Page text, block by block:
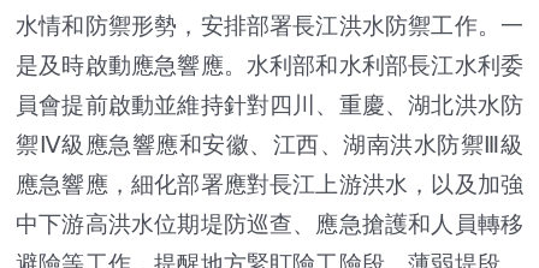
水情和防禦形勢，安排部署長江洪水防禦工作。一
是及時啟動應急響應。水利部和水利部長江水利委
員會提前啟動並維持針對四川、重慶、湖北洪水防
禦Ⅳ級應急響應和安徽、江西、湖南洪水防禦Ⅲ級
應急響應，細化部署應對長江上游洪水，以及加強
中下游高洪水位期堤防巡查、應急搶護和人員轉移